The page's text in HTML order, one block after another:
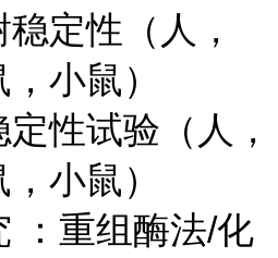
定性（人，
小鼠）
性试验（人，
小鼠）
：重组酶法/化